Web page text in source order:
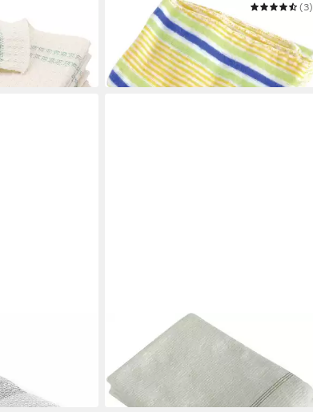
CORONET
Coronet Staubtuch 2 Stück, 35 x 35
cm Reinigungstücher
(3)
2,54 €
in 4-5 Werktagen bei dir
Coronet Bodentuch Vlies-Aufnehmer
50 x 55 cm, 3-er Reinigungstücher
3,74 €
in 4-5 Werktagen bei dir